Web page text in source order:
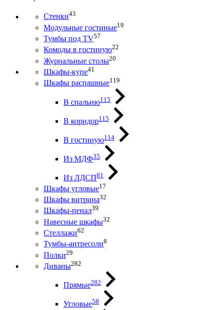
Стенки43
Модульные гостиные19
Тумбы под ТV57
Комоды в гостиную22
Журнальные столы20
Шкафы-купе41
Шкафы распашные119
В спальню115
В коридор115
В гостиную114
Из МДФ35
Из ЛДСП81
Шкафы угловые17
Шкафы витрина32
Шкафы-пенал39
Навесные шкафы32
Стеллажи62
Тумбы-антресоли8
Полки29
Диваны282
Прямые282
Угловые58